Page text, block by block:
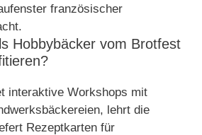
französischer
Hobbybäcker vom Brotfest
interaktive Workshops mit
lehrt die
Rezeptkarten für